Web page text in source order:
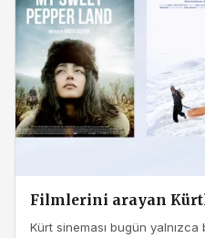
Filmlerini arayan
Kürt sineması bugün